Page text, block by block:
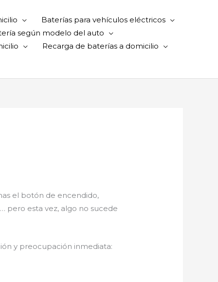
Baterías para vehículos eléctricos
según modelo del auto
Recarga de baterías a domicilio
el botón de encendido,
pero esta vez, algo no sucede
y preocupación inmediata: